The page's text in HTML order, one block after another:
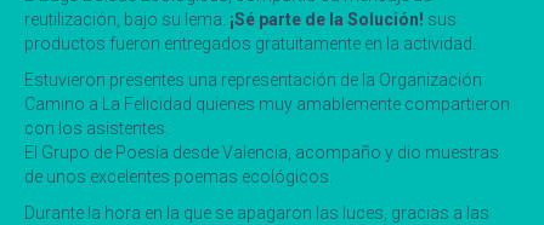
reutilización, bajo su lema: ¡Sé parte de la Solución! sus
productos fueron entregados gratuitamente en la actividad.
Estuvieron presentes una representación de la Organización
Camino a La Felicidad quienes muy amablemente compartieron
con los asistentes.
El Grupo de Poesía desde Valencia, acompaño y dio muestras
de unos excelentes poemas ecológicos.
Durante la hora en la que se apagaron las luces, gracias a las